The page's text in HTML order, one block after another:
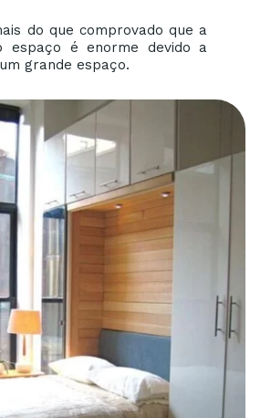
do que comprovado que a
espaço é enorme devido a
grande espaço.